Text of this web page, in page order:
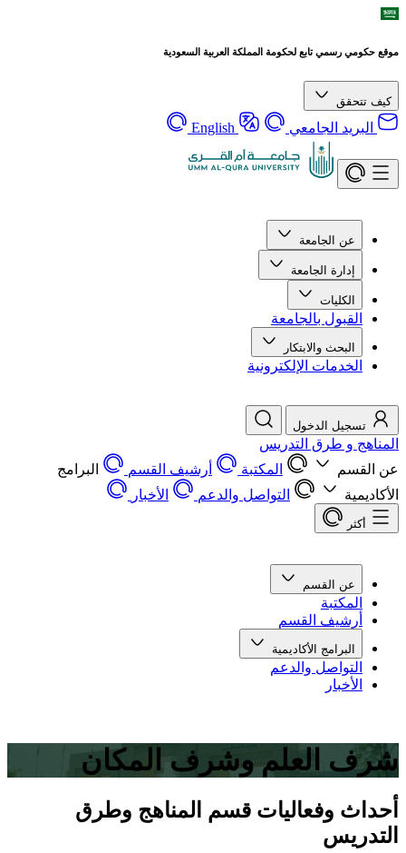
موقع حكومي رسمي تابع لحكومة المملكة العربية السعودية
كيف تتحقق
البريد الجامعي English
عن الجامعة
إدارة الجامعة
الكليات
القبول بالجامعة
البحث والابتكار
الخدمات الإلكترونية
تسجيل الدخول
المناهج و طرق التدريس
عن القسم
المكتبة أرشيف القسم
البرامج
الأكاديمية
التواصل والدعم الأخبار
أكثر
عن القسم
المكتبة
أرشيف القسم
البرامج الأكاديمية
التواصل والدعم
الأخبار
شرف العلم وشرف المكان
أحداث وفعاليات قسم المناهج وطرق
التدريس